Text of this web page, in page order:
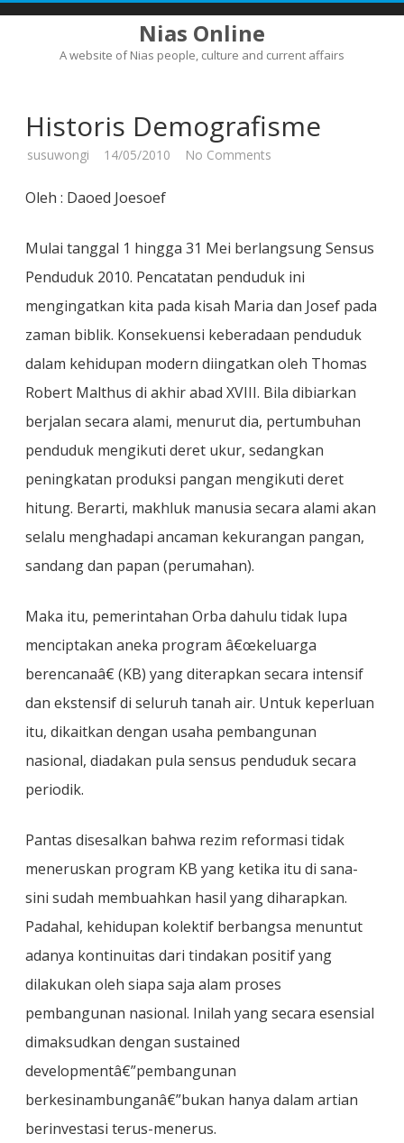
Nias Online
A website of Nias people, culture and current affairs
Historis Demografisme
susuwongi 14/05/2010 No Comments
Oleh : Daoed Joesoef
Mulai tanggal 1 hingga 31 Mei berlangsung Sensus
Penduduk 2010. Pencatatan penduduk ini
mengingatkan kita pada kisah Maria dan Josef pada
zaman biblik. Konsekuensi keberadaan penduduk
dalam kehidupan modern diingatkan oleh Thomas
Robert Malthus di akhir abad XVIII. Bila dibiarkan
berjalan secara alami, menurut dia, pertumbuhan
penduduk mengikuti deret ukur, sedangkan
peningkatan produksi pangan mengikuti deret
hitung. Berarti, makhluk manusia secara alami akan
selalu menghadapi ancaman kekurangan pangan,
sandang dan papan (perumahan).
Maka itu, pemerintahan Orba dahulu tidak lupa
menciptakan aneka program â€œkeluarga
berencanaâ€ (KB) yang diterapkan secara intensif
dan ekstensif di seluruh tanah air. Untuk keperluan
itu, dikaitkan dengan usaha pembangunan
nasional, diadakan pula sensus penduduk secara
periodik.
Pantas disesalkan bahwa rezim reformasi tidak
meneruskan program KB yang ketika itu di sana-
sini sudah membuahkan hasil yang diharapkan.
Padahal, kehidupan kolektif berbangsa menuntut
adanya kontinuitas dari tindakan positif yang
dilakukan oleh siapa saja alam proses
pembangunan nasional. Inilah yang secara esensial
dimaksudkan dengan sustained
developmentâ€”pembangunan
berkesinambunganâ€”bukan hanya dalam artian
berinvestasi terus-menerus.